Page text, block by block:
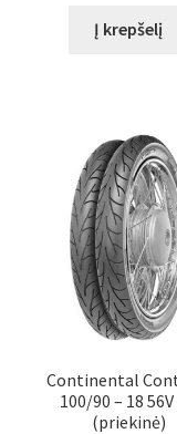
Į krepšelį
Continental
100/90 – 18
(priekinė)